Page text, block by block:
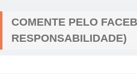
SENAR